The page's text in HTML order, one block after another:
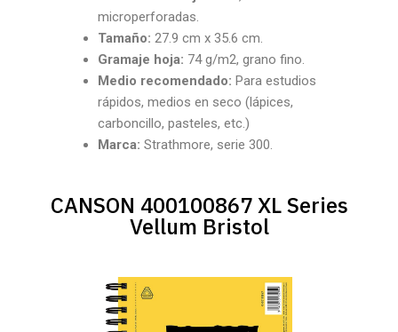
microperforadas.
Tamaño: 27.9 cm x 35.6 cm.
Gramaje hoja: 74 g/m2, grano fino.
Medio recomendado: Para estudios
rápidos, medios en seco (lápices,
carboncillo, pasteles, etc.)
Marca: Strathmore, serie 300.
CANSON 400100867 XL Series
Vellum Bristol